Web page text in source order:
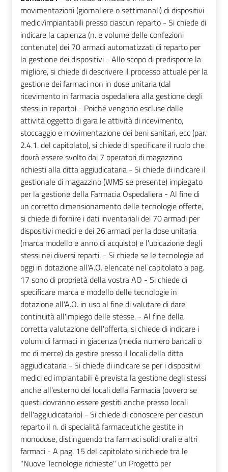
movimentazioni (giornaliere o settimanali) di dispositivi
medici/impiantabili presso ciascun reparto - Si chiede di
indicare la capienza (n. e volume delle confezioni
contenute) dei 70 armadi automatizzati di reparto per
la gestione dei dispositivi - Allo scopo di predisporre la
migliore, si chiede di descrivere il processo attuale per la
gestione dei farmaci non in dose unitaria (dal
ricevimento in farmacia ospedaliera alla gestione degli
stessi in reparto) - Poiché vengono escluse dalle
attività oggetto di gara le attività di ricevimento,
stoccaggio e movimentazione dei beni sanitari, ecc (par.
2.4.1. del capitolato), si chiede di specificare il ruolo che
dovrà essere svolto dai 7 operatori di magazzino
richiesti alla ditta aggiudicataria - Si chiede di indicare il
gestionale di magazzino (WMS se presente) impiegato
per la gestione della Farmacia Ospedaliera - Al fine di
un corretto dimensionamento delle tecnologie offerte,
si chiede di fornire i dati inventariali dei 70 armadi per
dispositivi medici e dei 26 armadi per la dose unitaria
(marca modello e anno di acquisto) e l'ubicazione degli
stessi nei diversi reparti. - Si chiede se le tecnologie ad
oggi in dotazione all'A.O. elencate nel capitolato a pag.
17 sono di proprietà della vostra AO - Si chiede di
specificare marca e modello delle tecnologie in
dotazione all'A.O. in uso al fine di valutare di dare
continuità all'impiego delle stesse. - Al fine della
corretta valutazione dell'offerta, si chiede di indicare i
volumi di farmaci in giacenza (media numero bancali o
mc di merce) da gestire presso il locali della ditta
aggiudicataria - Si chiede di indicare se per i dispositivi
medici ed impiantabili è prevista la gestione degli stessi
anche all'esterno dei locali della Farmacia (ovvero se
questi dovranno essere gestiti anche presso locali
dell'aggiudicatario) - Si chiede di conoscere per ciascun
reparto il n. di specialità farmaceutiche gestite in
monodose, distinguendo tra farmaci solidi orali e altri
farmaci - A pag. 15 del capitolato si richiede tra le
"Nuove Tecnologie richieste" un Progetto per